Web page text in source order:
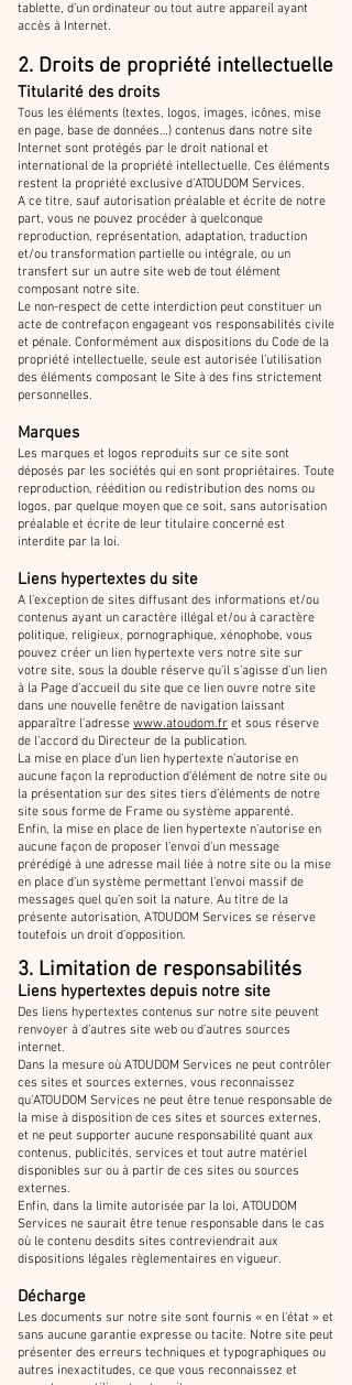
tablette, d’un ordinateur ou tout autre appareil ayant
accès à Internet.
2. Droits de propriété intellectuelle
Titularité des droits
Tous les éléments (textes, logos, images, icônes, mise
en page, base de données…) contenus dans notre site
Internet sont protégés par le droit national et
international de la propriété intellectuelle. Ces éléments
restent la propriété exclusive d’ATOUDOM Services.
A ce titre, sauf autorisation préalable et écrite de notre
part, vous ne pouvez procéder à quelconque
reproduction, représentation, adaptation, traduction
et/ou transformation partielle ou intégrale, ou un
transfert sur un autre site web de tout élément
composant notre site.
Le non-respect de cette interdiction peut constituer un
acte de contrefaçon engageant vos responsabilités civile
et pénale. Conformément aux dispositions du Code de la
propriété intellectuelle, seule est autorisée l’utilisation
des éléments composant le Site à des fins strictement
personnelles.
Marques
Les marques et logos reproduits sur ce site sont
déposés par les sociétés qui en sont propriétaires. Toute
reproduction, réédition ou redistribution des noms ou
logos, par quelque moyen que ce soit, sans autorisation
préalable et écrite de leur titulaire concerné est
interdite par la loi.
Liens hypertextes du site
A l’exception de sites diffusant des informations et/ou
contenus ayant un caractère illégal et/ou à caractère
politique, religieux, pornographique, xénophobe, vous
pouvez créer un lien hypertexte vers notre site sur
votre site, sous la double réserve qu’il s’agisse d’un lien
à la Page d’accueil du site que ce lien ouvre notre site
dans une nouvelle fenêtre de navigation laissant
apparaître l’adresse www.atoudom.fr et sous réserve
de l’accord du Directeur de la publication.
La mise en place d’un lien hypertexte n’autorise en
aucune façon la reproduction d’élément de notre site ou
la présentation sur des sites tiers d’éléments de notre
site sous forme de Frame ou système apparenté.
Enfin, la mise en place de lien hypertexte n’autorise en
aucune façon de proposer l’envoi d’un message
prérédigé à une adresse mail liée à notre site ou la mise
en place d’un système permettant l’envoi massif de
messages quel qu’en soit la nature. Au titre de la
présente autorisation, ATOUDOM Services se réserve
toutefois un droit d’opposition.
3. Limitation de responsabilités
Liens hypertextes depuis notre site
Des liens hypertextes contenus sur notre site peuvent
renvoyer à d’autres site web ou d’autres sources
internet.
Dans la mesure où ATOUDOM Services ne peut contrôler
ces sites et sources externes, vous reconnaissez
qu’ATOUDOM Services ne peut être tenue responsable de
la mise à disposition de ces sites et sources externes,
et ne peut supporter aucune responsabilité quant aux
contenus, publicités, services et tout autre matériel
disponibles sur ou à partir de ces sites ou sources
externes.
Enfin, dans la limite autorisée par la loi, ATOUDOM
Services ne saurait être tenue responsable dans le cas
où le contenu desdits sites contreviendrait aux
dispositions légales règlementaires en vigueur.
Décharge
Les documents sur notre site sont fournis « en l’état » et
sans aucune garantie expresse ou tacite. Notre site peut
présenter des erreurs techniques et typographiques ou
autres inexactitudes, ce que vous reconnaissez et